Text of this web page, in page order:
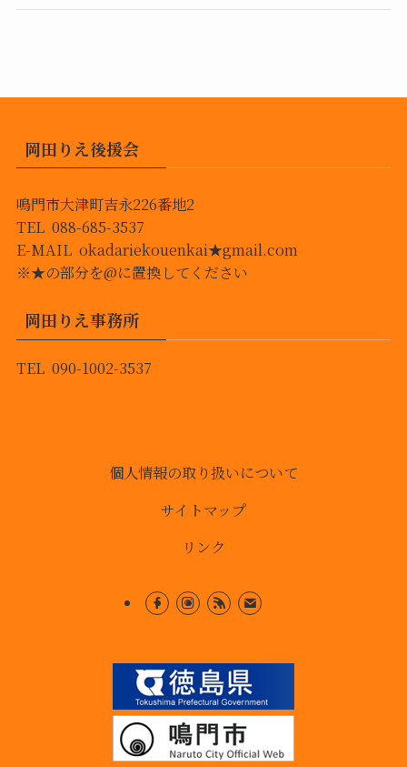
岡田りえ後援会
鳴門市大津町吉永226番地2
TEL 088-685-3537
E-MAIL okadariekouenkai★gmail.com
※★の部分を@に置換してください
岡田りえ事務所
TEL 090-1002-3537
個人情報の取り扱いについて
サイトマップ
リンク